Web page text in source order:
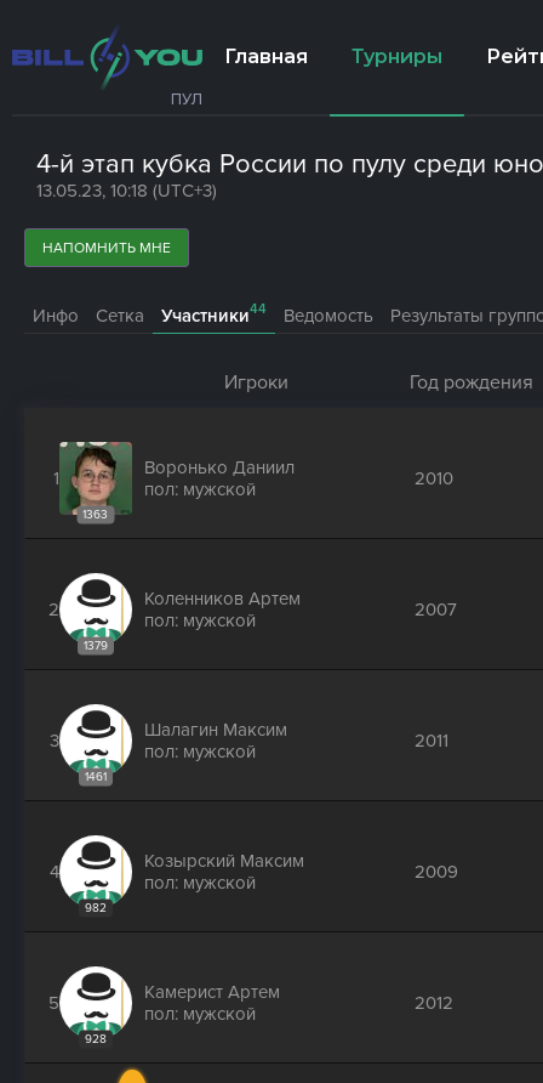
ПУЛ
Главная Турниры
4-й этап кубка России по пулу среди
13.05.23, 10:18 (UTC+3)
НАПОМНИТЬ МНЕ
Инфо Сетка Участники44 Ведомость Результаты
Игроки Год рождения
1
1363
Воронько Даниил
пол: мужской
2010
2
1379
Коленников Артем
пол: мужской
2007
3
1461
Шалагин Максим
пол: мужской
2011
4
982
Козырский Максим
пол: мужской
2009
5
928
Камерист Артем
пол: мужской
2012